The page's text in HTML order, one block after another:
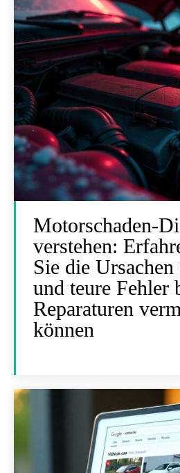
Motorschaden-
verstehen:
Sie die Ursachen
und teure Fehler
Reparaturen
können